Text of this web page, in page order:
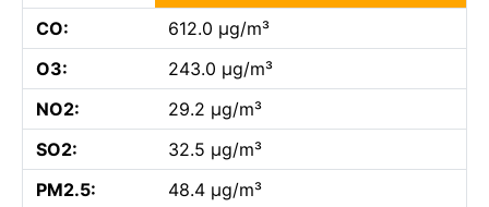
CO:
612.0 µg/m³
O3:
243.0 µg/m³
NO2:
29.2 µg/m³
SO2:
32.5 µg/m³
PM2.5:
48.4 µg/m³